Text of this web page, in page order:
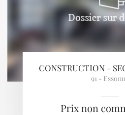
CONSTRUCTION -
91 -
Prix non